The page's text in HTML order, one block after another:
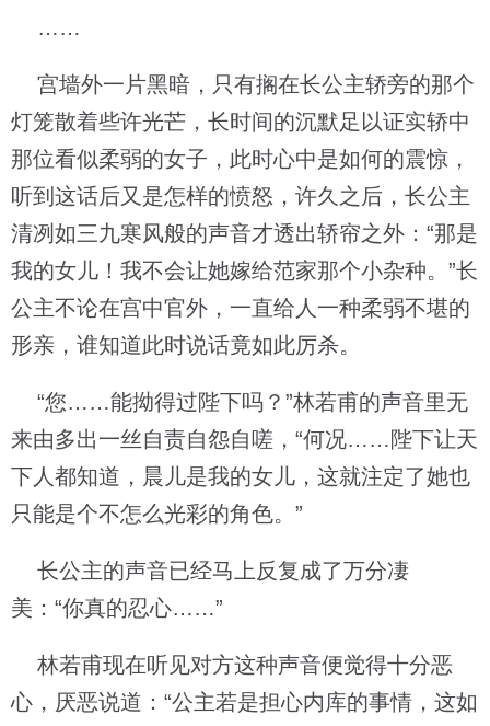
……
宫墙外一片黑暗，只有搁在长公主轿旁的那个
灯笼散着些许光芒，长时间的沉默足以证实轿中
那位看似柔弱的女子，此时心中是如何的震惊，
听到这话后又是怎样的愤怒，许久之后，长公主
清冽如三九寒风般的声音才透出轿帘之外：“那是
我的女儿！我不会让她嫁给范家那个小杂种。”长
公主不论在宫中官外，一直给人一种柔弱不堪的
形亲，谁知道此时说话竟如此厉杀。
“您……能拗得过陛下吗？”林若甫的声音里无
来由多出一丝自责自怨自嗟，“何况……陛下让天
下人都知道，晨儿是我的女儿，这就注定了她也
只能是个不怎么光彩的角色。”
长公主的声音已经马上反复成了万分凄
美：“你真的忍心……”
林若甫现在听见对方这种声音便觉得十分恶
心，厌恶说道：“公主若是担心内库的事情，这如